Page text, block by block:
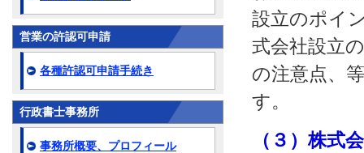
設立のポイ
式会社設立
の注意点、
す。
（３）株式
営業の許認可申請
各種許認可申請手続き
行政書士事務所
事務所概要、プロフィール